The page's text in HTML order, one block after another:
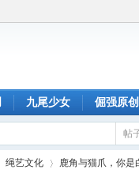
九尾少女 倔强原创
帖
绳艺文化 鹿角与猫爪，你是